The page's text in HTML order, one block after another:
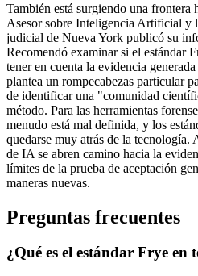
También está surgiendo una
Asesor sobre Inteligencia Artificial y
judicial de Nueva York publicó su
Recomendó examinar si el estándar
tener en cuenta la evidencia
plantea un rompecabezas particular
de identificar una "comunidad
método. Para las herramientas
menudo está mal definida, y los
quedarse muy atrás de la tecnología.
de IA se abren camino hacia la
límites de la prueba de aceptación
maneras nuevas.
Preguntas frecuentes
¿Qué es el estándar Frye en